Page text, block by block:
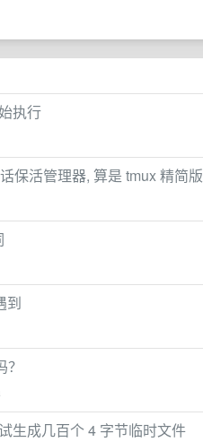
执行
保活管理器, 算是 tmux 精简版
到
生成几百个 4 字节临时文件